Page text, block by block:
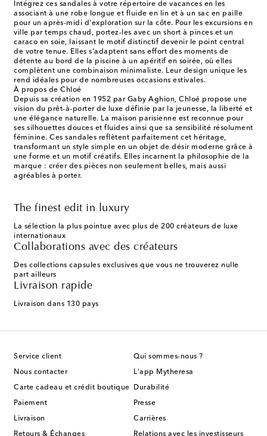
Intégrez ces sandales à votre répertoire de vacances en les
associant à une robe longue et fluide en lin et à un sac en paille
pour un après-midi d'exploration sur la côte. Pour les excursions en
ville par temps chaud, portez-les avec un short à pinces et un
caraco en soie, laissant le motif distinctif devenir le point central
de votre tenue. Elles s'adaptent sans effort des moments de
détente au bord de la piscine à un apéritif en soirée, où elles
complètent une combinaison minimaliste. Leur design unique les
rend idéales pour de nombreuses occasions estivales.
À propos de Chloé
Depuis sa création en 1952 par Gaby Aghion, Chloé propose une
vision du prêt-à-porter de luxe définie par la jeunesse, la liberté et
une élégance naturelle. La maison parisienne est reconnue pour
ses silhouettes douces et fluides ainsi que sa sensibilité résolument
féminine. Ces sandales reflètent parfaitement cet héritage,
transformant un style simple en un objet de désir moderne grâce à
une forme et un motif créatifs. Elles incarnent la philosophie de la
marque : créer des pièces non seulement belles, mais aussi
agréables à porter.
The finest edit in luxury
La sélection la plus pointue avec plus de 200 créateurs de luxe
internationaux
Collaborations avec des créateurs
Des collections capsules exclusives que vous ne trouverez nulle
part ailleurs
Livraison rapide
Livraison dans 130 pays
Service client
Nous contacter
Carte cadeau et crédit boutique
Paiement
Livraison
Retours & Échanges
Qui sommes-nous ?
L'app Mytheresa
Durabilité
Presse
Carrières
Relations avec les investisseurs